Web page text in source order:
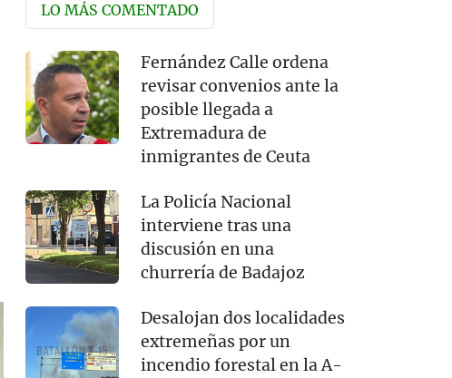
LO MÁS COMENTADO
Fernández Calle ordena
revisar convenios ante la
posible llegada a
Extremadura de
inmigrantes de Ceuta
La Policía Nacional
interviene tras una
discusión en una
churrería de Badajoz
Desalojan dos localidades
extremeñas por un
incendio forestal en la A-